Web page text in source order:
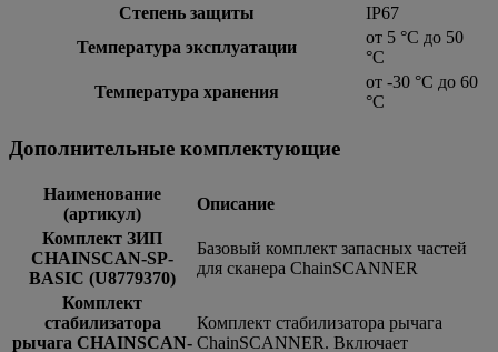
Степень защиты
IP67
Температура эксплуатации
от 5 °C до 50
°C
Температура хранения
от -30 °C до 60
°C
Дополнительные комплектующие
Наименование
(артикул)
Описание
Комплект ЗИП
CHAINSCAN-SP-
BASIC (U8779370)
Базовый комплект запасных частей
для сканера ChainSCANNER
Комплект
стабилизатора
рычага CHAINSCAN-
Комплект стабилизатора рычага
ChainSCANNER. Включает